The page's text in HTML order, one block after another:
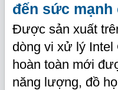
đến sức mạnh
Được sản xuất
dòng vi xử lý
hoàn toàn mới
năng lượng, đồ